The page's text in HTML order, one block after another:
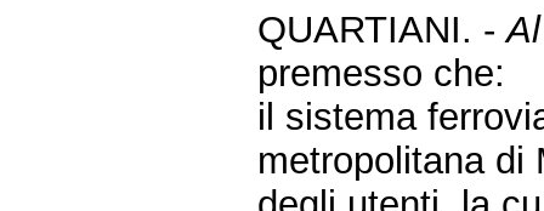
QUARTIANI. -
premesso che:
il sistema
metropolitana di